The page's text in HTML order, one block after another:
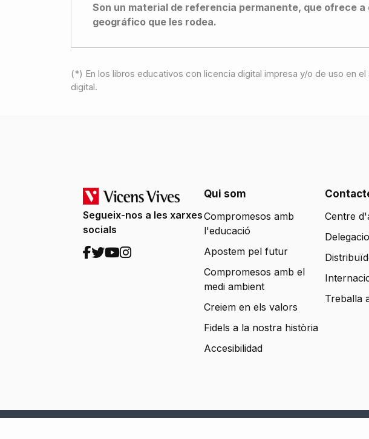
Son un material de referencia permanente, que ofrece
geográfico que les rodea.
(*) En los libros educativos con licencia digital impresa y/o de uso en
digital.
Segueix-nos a les xarxes
socials
Qui som
Compromesos amb
l'educació
Apostem pel futur
Compromesos amb el
medi ambient
Creiem en els valors
Fidels a la nostra història
Accesibilidad
Centre
Treballa